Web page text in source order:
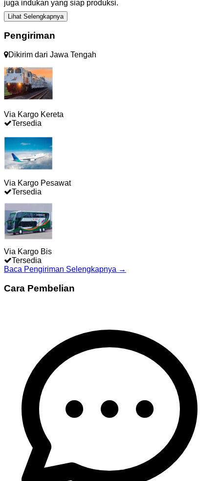
juga indukan yang siap produksi.
Lihat Selengkapnya
Pengiriman
Dikirim dari Jawa Tengah
Via Kargo Kereta
Tersedia
Via Kargo Pesawat
Tersedia
Via Kargo Bis
Tersedia
Baca Pengiriman Selengkapnya →
Cara Pembelian